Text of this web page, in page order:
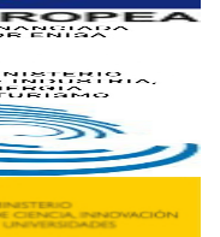
soluciones
dirigidos a un
la integración de